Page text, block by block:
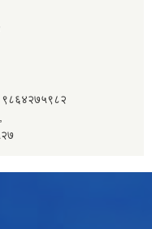
९८६४२७५९८२